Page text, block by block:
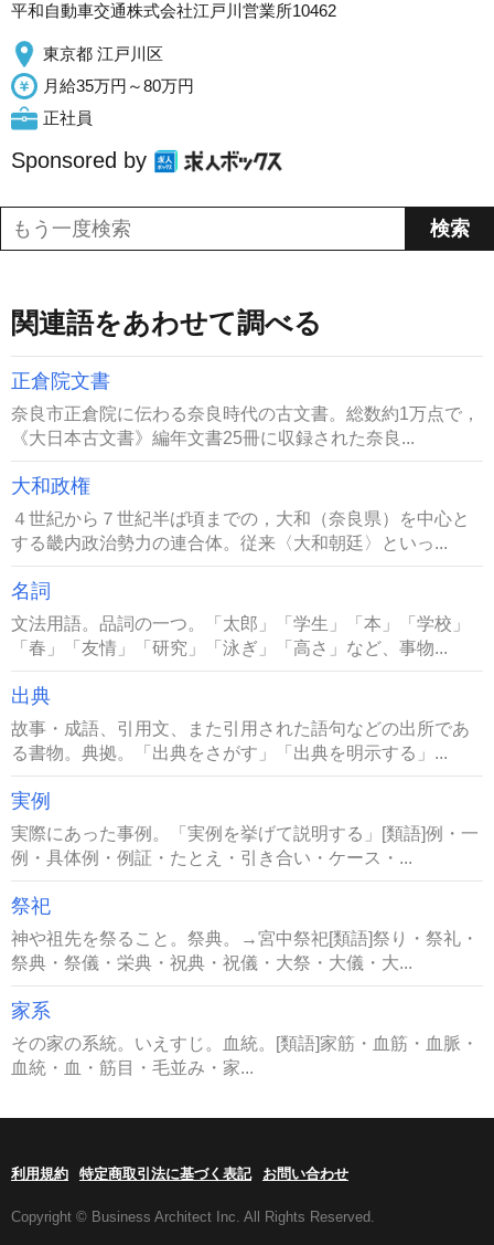
平和自動車交通株式会社江戸川営業所10462
東京都 江戸川区
月給35万円～80万円
正社員
Sponsored by
関連語をあわせて調べる
正倉院文書
奈良市正倉院に伝わる奈良時代の古文書。総数約1万点で，
《大日本古文書》編年文書25冊に収録された奈良...
大和政権
４世紀から７世紀半ば頃までの，大和（奈良県）を中心と
する畿内政治勢力の連合体。従来〈大和朝廷〉といっ...
名詞
文法用語。品詞の一つ。「太郎」「学生」「本」「学校」
「春」「友情」「研究」「泳ぎ」「高さ」など、事物...
出典
故事・成語、引用文、また引用された語句などの出所であ
る書物。典拠。「出典をさがす」「出典を明示する」...
実例
実際にあった事例。「実例を挙げて説明する」[類語]例・一
例・具体例・例証・たとえ・引き合い・ケース・...
祭祀
神や祖先を祭ること。祭典。→宮中祭祀[類語]祭り・祭礼・
祭典・祭儀・栄典・祝典・祝儀・大祭・大儀・大...
家系
その家の系統。いえすじ。血統。[類語]家筋・血筋・血脈・
血統・血・筋目・毛並み・家...
利用規約 特定商取引法に基づく表記 お問い合わせ
Copyright © Business Architect Inc. All Rights Reserved.